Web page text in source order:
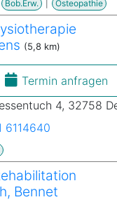
Bob.Erw. Osteopathie
(5,8 km)
Termin anfragen
4, 32758
6114640
Bennet